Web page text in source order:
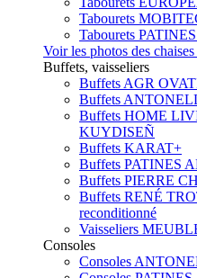
Tabourets
Tabourets
Voir les photos des
Buffets, vaisseliers
Buffets AGR
Buffets
Buffets HOME
KUYDISEÑ
Buffets KARAT+
Buffets PATINES
Buffets PIERRE
Buffets RENÉ
reconditionné
Vaisseliers
Consoles
Consoles